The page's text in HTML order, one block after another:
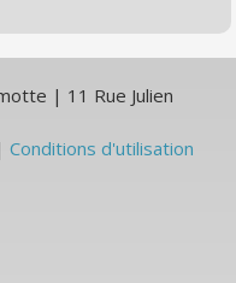
| 11 Rue Julien
Conditions d'utilisation